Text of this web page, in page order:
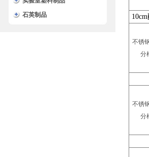
石英制品
不锈
分
不锈
分